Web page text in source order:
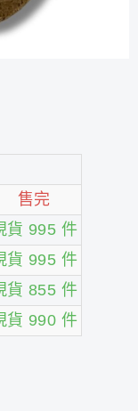
售完
貨 995 件
貨 995 件
貨 855 件
貨 990 件